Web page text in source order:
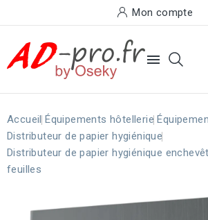
Mon compte

Accueil Équipements hôtellerie
Distributeur de papier hygiénique
Distributeur de papier hygiénique
feuilles